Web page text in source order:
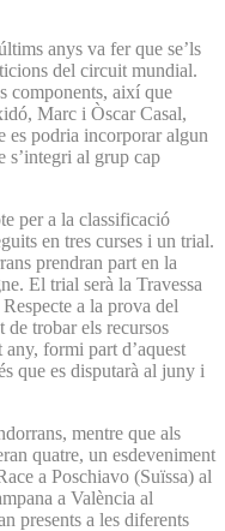
anys va fer que se’ls
del circuit mundial.
components, així que
Marc i Òscar Casal,
es podria incorporar algun
s’integri al grup cap
per a la classificació
en tres curses i un trial.
prendran part en la
El trial serà la Travessa
a la prova del
de trobar els recursos
any, formi part d’aquest
que es disputarà al juny i
mentre que als
quatre, un esdeveniment
a Poschiavo (Suïssa) al
a València al
presents a les diferents